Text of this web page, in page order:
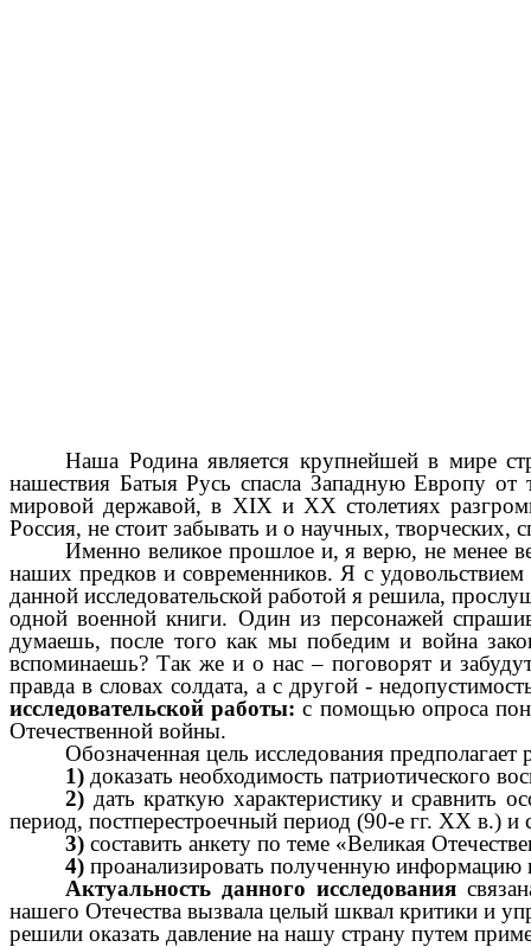
Наша Родина является крупнейшей в мире
нашествия Батыя Русь спасла Западную Европу от
мировой державой, в XIX и XX столетиях
Россия, не стоит забывать и о научных, творческих,
Именно великое прошлое и, я верю, не менее
наших предков и современников. Я с
данной исследовательской работой я решила,
одной военной книги. Один из персонажей
думаешь, после того как мы победим и война
вспоминаешь? Так же и о нас – поговорят и
правда в словах солдата, а с другой -
исследовательской работы: с помощью опроса
Отечественной войны.
Обозначенная цель исследования
1) доказать необходимость патриотического
2) дать краткую характеристику и сравнить
период, постперестроечный период (90-е гг. ХХ в.) и
3) составить анкету по теме «Великая
4) проанализировать полученную
Актуальность данного исследования
нашего Отечества вызвала целый шквал критики и
решили оказать давление на нашу страну путем